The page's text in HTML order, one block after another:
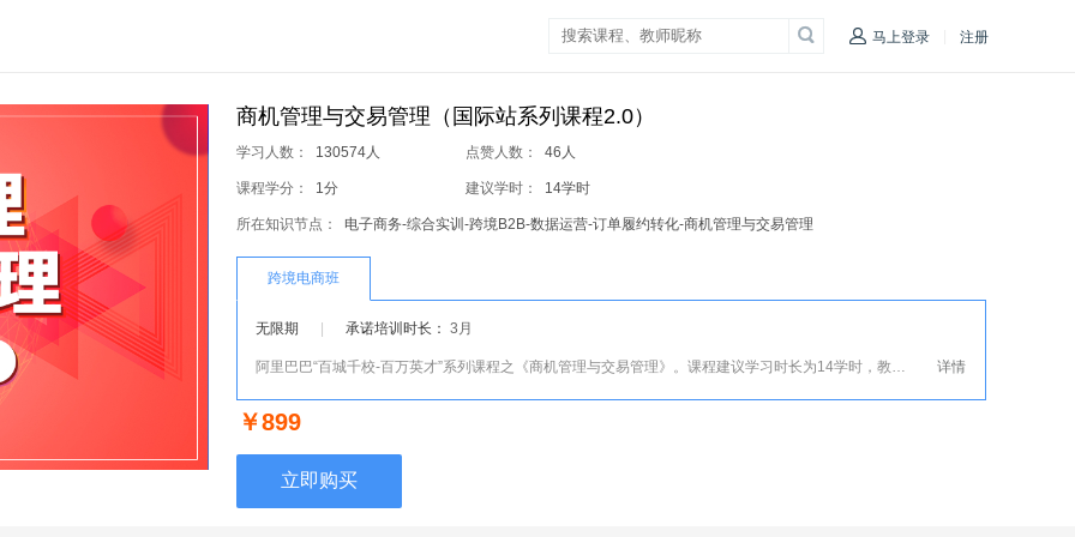
马上登录 注册
商机管理与交易管理（国际站系列课程2.0）
学习人数： 130574人 点赞人数： 46人
课程学分： 1分 建议学时： 14学时
所在知识节点： 电子商务-综合实训-跨境B2B-数据运营-订单履约转化-商机管理与交易管理
跨境电商班
无限期 承诺培训时长： 3月
阿里巴巴“百城千校-百万英才”系列课程之《商机管理与交易管理》。课程建议学习时长为14学时，教师在线服务为期3个月。在学习期间，学生可在教师引导下进行跨境电商初级与三级人才认证考证。 详情
￥899
立即购买